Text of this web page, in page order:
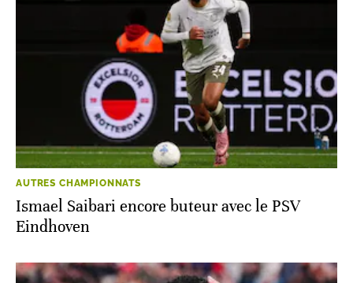
AUTRES CHAMPIONNATS
Ismael Saibari encore buteur avec le PSV
Eindhoven